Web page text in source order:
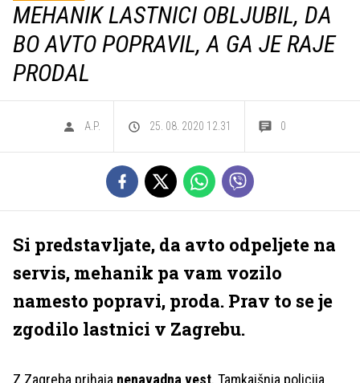
MEHANIK LASTNICI OBLJUBIL, DA
BO AVTO POPRAVIL, A GA JE RAJE
PRODAL
A.P. 25. 08. 2020 12.31 0
Si predstavljate, da avto odpeljete na
servis, mehanik pa vam vozilo
namesto popravi, proda. Prav to se je
zgodilo lastnici v Zagrebu.
Z Zagreba prihaja nenavadna vest. Tamkajšnja policija